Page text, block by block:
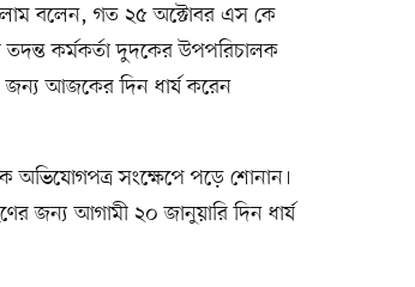
বলেন, গত ২৫ অক্টোবর এস কে
কর্মকর্তা দুদকের উপপরিচালক
আজকের দিন ধার্য করেন
সংক্ষেপে পড়ে শোনান।
জন্য আগামী ২০ জানুয়ারি দিন ধার্য